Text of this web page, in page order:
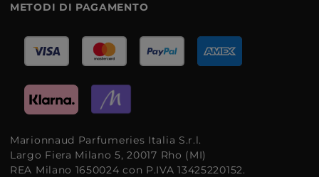
METODI DI PAGAMENTO
Marionnaud Parfumeries Italia S.r.l.
Largo Fiera Milano 5, 20017 Rho (MI)
REA Milano 1650024 con P.IVA 13425220152.